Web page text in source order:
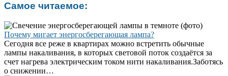
Самое читаемое:
Почему мигает энергосберегающая лампа?
Сегодня все реже в квартирах можно встретить обычные
лампы накаливания, в которых световой поток создаётся за
счет нагрева электрическим током нити накаливания.Заботясь
о снижении…